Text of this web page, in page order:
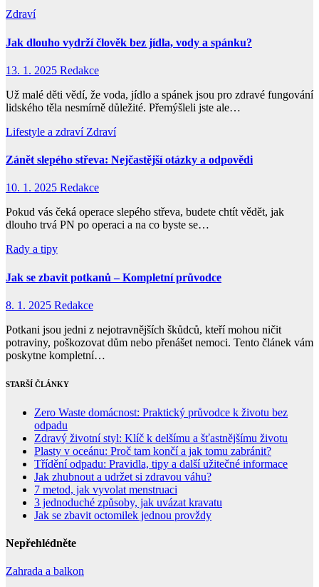
Zdraví
Jak dlouho vydrží člověk bez jídla, vody a spánku?
13. 1. 2025 Redakce
Už malé děti vědí, že voda, jídlo a spánek jsou pro zdravé fungování
lidského těla nesmírně důležité. Přemýšleli jste ale…
Lifestyle a zdraví Zdraví
Zánět slepého střeva: Nejčastější otázky a odpovědi
10. 1. 2025 Redakce
Pokud vás čeká operace slepého střeva, budete chtít vědět, jak
dlouho trvá PN po operaci a na co byste se…
Rady a tipy
Jak se zbavit potkanů – Kompletní průvodce
8. 1. 2025 Redakce
Potkani jsou jedni z nejotravnějších škůdců, kteří mohou ničit
potraviny, poškozovat dům nebo přenášet nemoci. Tento článek vám
poskytne kompletní…
STARŠÍ ČLÁNKY
Zero Waste domácnost: Praktický průvodce k životu bez
odpadu
Zdravý životní styl: Klíč k delšímu a šťastnějšímu životu
Plasty v oceánu: Proč tam končí a jak tomu zabránit?
Třídění odpadu: Pravidla, tipy a další užitečné informace
Jak zhubnout a udržet si zdravou váhu?
7 metod, jak vyvolat menstruaci
3 jednoduché způsoby, jak uvázat kravatu
Jak se zbavit octomilek jednou provždy
Nepřehlédněte
Zahrada a balkon